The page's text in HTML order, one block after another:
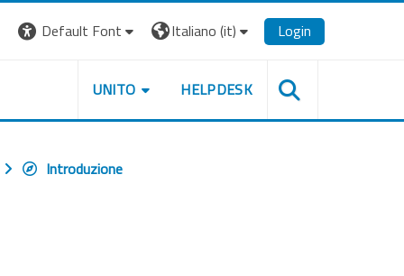
Default Font
Italiano ‎(it)‎ Login
UNITO HELPDESK
Introduzione